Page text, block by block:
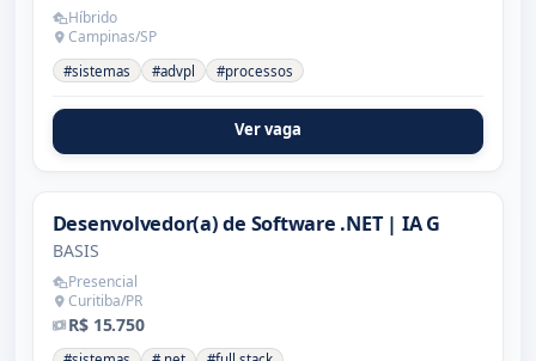
Híbrido
Campinas/SP
#sistemas #advpl #processos
Ver vaga
Desenvolvedor(a) de Software .NET | IA G
BASIS
Presencial
Curitiba/PR
R$ 15.750